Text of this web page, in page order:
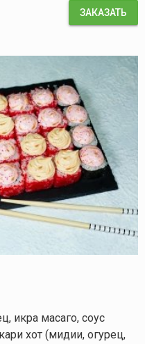
ЗАКАЗАТЬ
икра масаго, соус
хот (мидии, огурец,